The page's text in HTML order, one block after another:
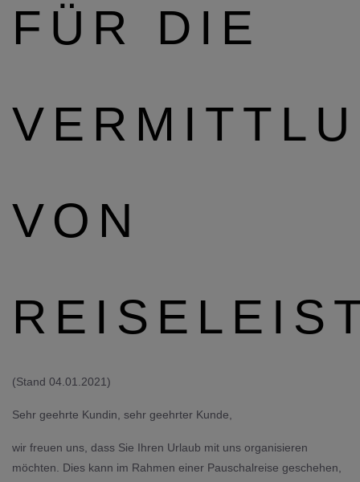
FÜR DIE
VON
(Stand 04.01.2021)
Sehr geehrte Kundin, sehr geehrter Kunde,
wir freuen uns, dass Sie Ihren Urlaub mit uns organisieren
möchten. Dies kann im Rahmen einer Pauschalreise geschehen,